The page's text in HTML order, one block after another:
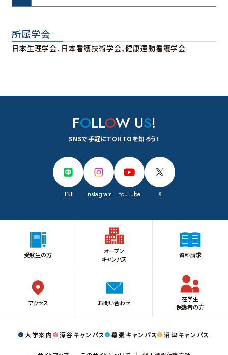
所属学会
日本生理学会、日本看護技術学会、健康運動看護学会
FOLLOW US!
SNSで手軽にTOHTOを知ろう！
LINE Instagram YouTube X
大学案内 深谷キャンパス 幕張キャンパス 沼津キャンパス
受験生の方
オープン
キャンパス
資料請求
アクセス お問い合わせ
在学生
保護者の方